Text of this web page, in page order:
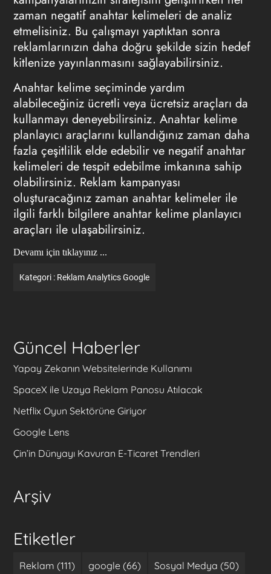
zaman negatif anahtar kelimeleri de analiz
etmelisiniz. Bu çalışmayı yaptıktan sonra
reklamlarınızın daha doğru şekilde sizin hedef
kitlenize yayınlanmasını sağlayabilirsiniz.
Anahtar kelime seçimindeyardım
alabileceğiniz ücretli veya ücretsiz araçları da
kullanmayı deneyebilirsiniz. Anahtar kelime
planlayıcı araçlarını kullandığınız zaman daha
fazla çeşitlilik elde edebilir ve negatif anahtar
kelimeleri de tespit edebilme imkanına sahip
olabilirsiniz. Reklam kampanyası
oluşturacağınız zaman anahtar kelimeler ile
ilgili farklı bilgilere anahtar kelime planlayıcı
araçları ile ulaşabilirsiniz.
Devamı için tıklayınız ...
Kategori : Reklam Analytics Google
Güncel Haberler
Yapay Zekanın Websitelerinde Kullanımı
SpaceX ile Uzaya Reklam Panosu Atılacak
Netflix Oyun Sektörüne Giriyor
Google Lens
Çin’in Dünyayı Kavuran E-Ticaret Trendleri
Arşiv
Etiketler
Reklam (111) google (66) Sosyal Medya (50)